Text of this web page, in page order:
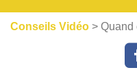
Conseils Vidéo > Quand